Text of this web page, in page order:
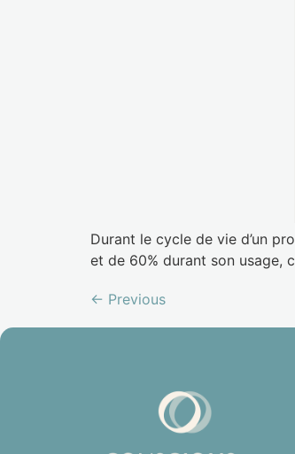
Durant le cycle de vie d’un
et de 60% durant son usage,
← Previous